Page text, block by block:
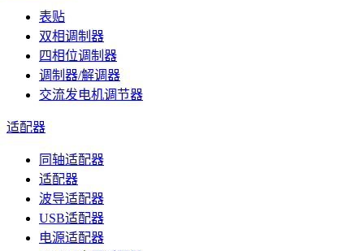
表贴
双相调制器
四相位调制器
调制器/解调器
交流发电机调节器
适配器
同轴适配器
适配器
波导适配器
USB适配器
电源适配器